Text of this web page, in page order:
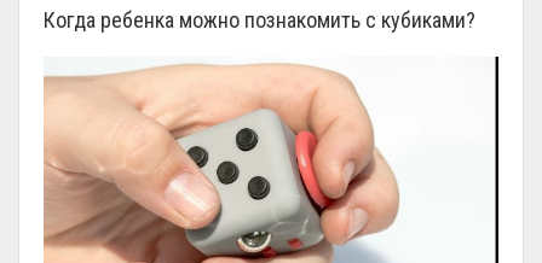
Когда ребенка можно познакомить с кубиками?